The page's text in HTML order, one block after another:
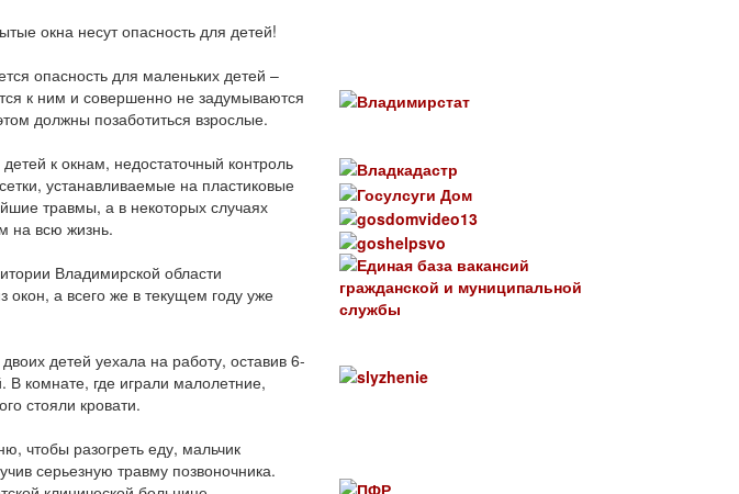
окна несут опасность для детей!
опасность для маленьких детей –
к ним и совершенно не задумываются
должны позаботиться взрослые.
к окнам, недостаточный контроль
устанавливаемые на пластиковые
травмы, а в некоторых случаях
на всю жизнь.
Владимирской области
окон, а всего же в текущем году уже
детей уехала на работу, оставив 6-
комнате, где играли малолетние,
стояли кровати.
чтобы разогреть еду, мальчик
серьезную травму позвоночника.